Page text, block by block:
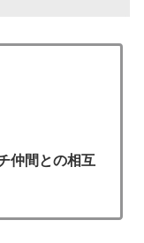
仲間との相互